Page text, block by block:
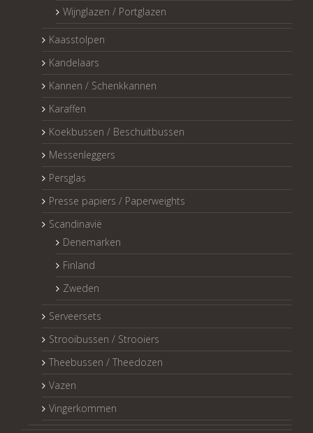
Wijnglazen / Portglazen
Kaasstolpen
Kandelaars
Kannen / Schenkkannen
Karaffen
Koekbussen / Beschuitbussen
Messenleggers
Persglas
Presse papiers / Paperweights
Scandinavië
Denemarken
Finland
Zweden
Serveersets
Strooibussen / Strooiers
Theebussen / Theedozen
Vazen
Vingerkommen